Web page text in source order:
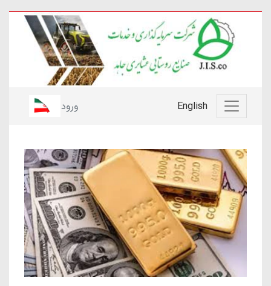
English ورود